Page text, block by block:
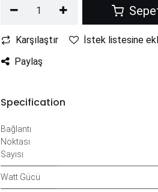
Karşılaştır
İstek listesine
Paylaş
Specification
Bağlantı
Noktası
Sayısı
Watt Gücü